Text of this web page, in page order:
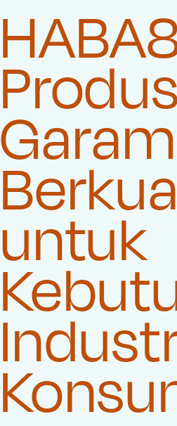
Garam
untuk